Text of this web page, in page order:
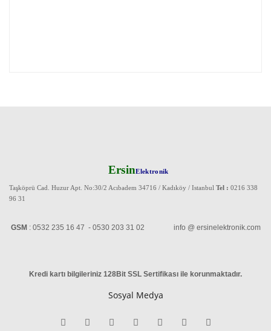
ErsinElektronik
Taşköprü Cad. Huzur Apt. No:30/2 Acıbadem 34716 / Kadıköy / Istanbul Tel : 0216 338
96 31
GSM : 0532 235 16 47 - 0530 203 31 02 info @ ersinelektronik.com
Kredi kartı bilgileriniz 128Bit SSL Sertifikası ile korunmaktadır.
Sosyal Medya